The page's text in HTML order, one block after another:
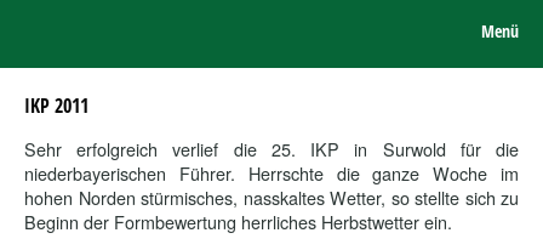
Menü
IKP 2011
Sehr erfolgreich verlief die 25. IKP in Surwold für die
niederbayerischen Führer. Herrschte die ganze Woche im
hohen Norden stürmisches, nasskaltes Wetter, so stellte sich zu
Beginn der Formbewertung herrliches Herbstwetter ein.